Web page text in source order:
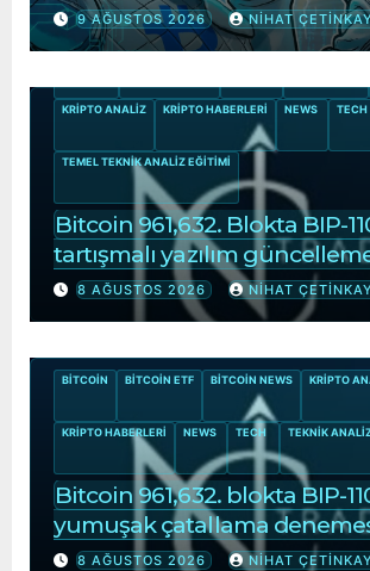
9 AĞUSTOS 2026 NIHAT
KRIPTO ANALIZ KRIPTO HABERLERI NEWS TECH
TEMEL TEKNIK ANALIZ EĞITIMI
Bitcoin 961,632. Blokta BIP-
tartışmalı yazılım
başlıyor?
8 AĞUSTOS 2026 NIHAT
BITCOIN BITCOIN ETF BITCOIN NEWS KRIPTO
KRIPTO HABERLERI NEWS TECH TEKNIK
Bitcoin 961,632. blokta BIP-
yumuşak çatallama
başlıyor?
8 AĞUSTOS 2026 NIHAT